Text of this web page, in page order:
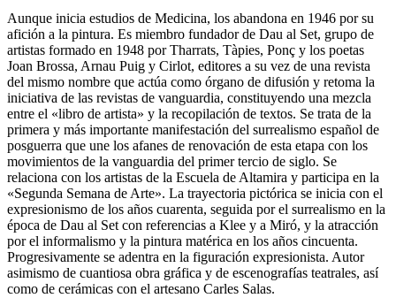
Aunque inicia estudios de Medicina, los abandona en 1946 por su
afición a la pintura. Es miembro fundador de Dau al Set, grupo de
artistas formado en 1948 por Tharrats, Tàpies, Ponç y los poetas
Joan Brossa, Arnau Puig y Cirlot, editores a su vez de una revista
del mismo nombre que actúa como órgano de difusión y retoma la
iniciativa de las revistas de vanguardia, constituyendo una mezcla
entre el «libro de artista» y la recopilación de textos. Se trata de la
primera y más importante manifestación del surrealismo español de
posguerra que une los afanes de renovación de esta etapa con los
movimientos de la vanguardia del primer tercio de siglo. Se
relaciona con los artistas de la Escuela de Altamira y participa en la
«Segunda Semana de Arte». La trayectoria pictórica se inicia con el
expresionismo de los años cuarenta, seguida por el surrealismo en la
época de Dau al Set con referencias a Klee y a Miró, y la atracción
por el informalismo y la pintura matérica en los años cincuenta.
Progresivamente se adentra en la figuración expresionista. Autor
asimismo de cuantiosa obra gráfica y de escenografías teatrales, así
como de cerámicas con el artesano Carles Salas.